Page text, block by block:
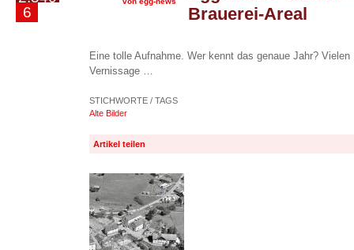
6
Brauerei-Areal
Eine tolle Aufnahme. Wer kennt das genaue Jahr?
Vernissage …
STICHWORTE / TAGS
Alte Bilder
Artikel teilen